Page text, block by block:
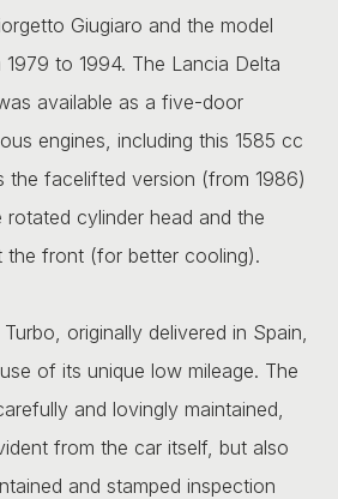
Giugiaro and the model
to 1994. The Lancia Delta
available as a five-door
engines, including this 1585 cc
the facelifted version (from 1986)
rotated cylinder head and the
the front (for better cooling).
originally delivered in Spain,
of its unique low mileage. The
and lovingly maintained,
from the car itself, but also
and stamped inspection